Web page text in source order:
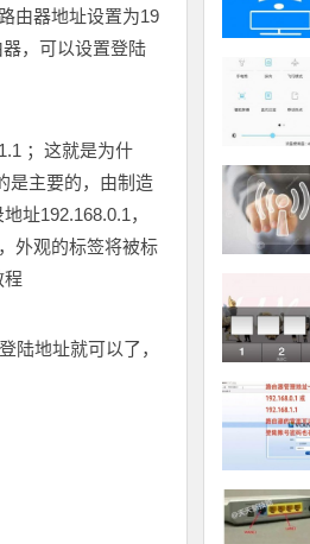
由器地址设置为19
，可以设置登陆
； 这就是为什
是主要的，由制造
址192.168.0.1，
外观的标签将被标
程
陆地址就可以了，